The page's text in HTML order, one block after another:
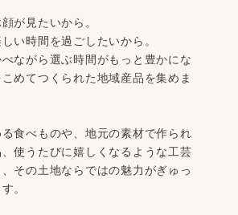
が見たいから。
い時間を過ごしたいから。
ながら選ぶ時間がもっと豊かにな
めてつくられた地域産品を集めま
食べものや、地元の素材で作られ
使うたびに嬉しくなるような工芸
その土地ならではの魅力がぎゅっ
。